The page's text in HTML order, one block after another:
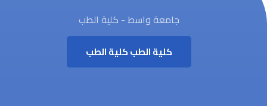
جامعة واسط - كلية الطب
كلية الطبكلية الطب